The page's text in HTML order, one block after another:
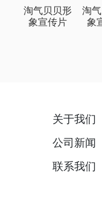
淘气贝贝形
象宣传片
淘
象
关于我们
公司新闻
联系我们